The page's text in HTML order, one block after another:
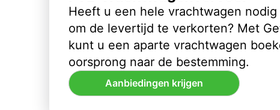
Heeft u een hele vrachtwagen
om de levertijd te verkorten? Met
kunt u een aparte vrachtwagen
oorsprong naar de bestemming.
Aanbiedingen krijgen